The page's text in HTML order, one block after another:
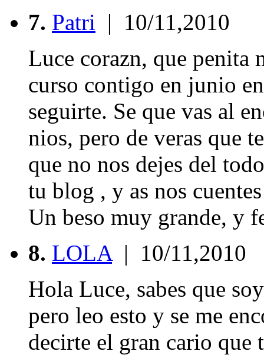
7. Patri | 10/11,2010
Luce corazn, que penita
curso contigo en junio
seguirte. Se que vas al
nios, pero de veras que
que no nos dejes del
tu blog , y as nos
Un beso muy grande, y
8. LOLA| 10/11,2010
Hola Luce, sabes que
pero leo esto y se me
decirte el gran cario que